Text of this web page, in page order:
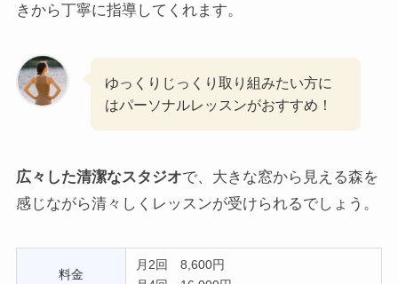
きから丁寧に指導してくれます。
ゆっくりじっくり取り組みたい方に
はパーソナルレッスンがおすすめ！
広々した清潔なスタジオで、大きな窓から見える森を
感じながら清々しくレッスンが受けられるでしょう。
料金
月2回 8,600円